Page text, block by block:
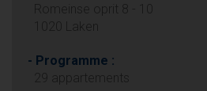
Romeinse oprit 8 - 10
1020 Laken
- Programme :
29 appartements